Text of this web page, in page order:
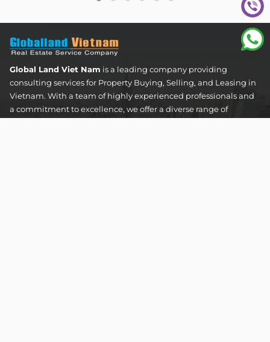
Global Land Viet Nam is a leading company providing
consulting services for Property Buying, Selling, and Leasing in
Vietnam. With a team of highly experienced professionals and
a commitment to excellence, we offer a diverse range of